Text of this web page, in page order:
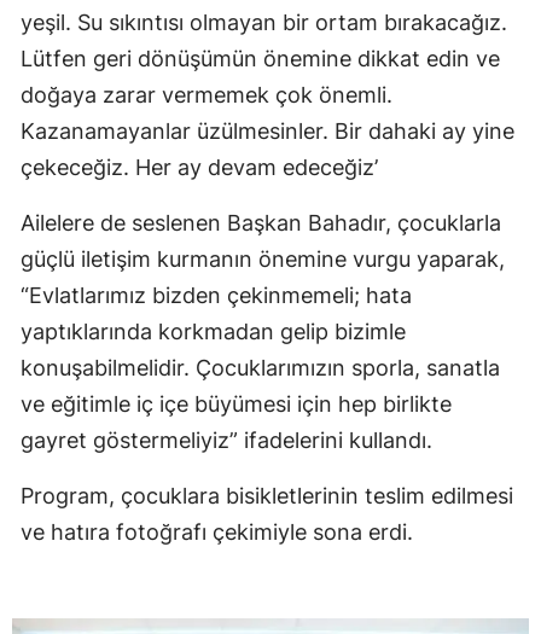
yeşil. Su sıkıntısı olmayan bir ortam bırakacağız.
Lütfen geri dönüşümün önemine dikkat edin ve
doğaya zarar vermemek çok önemli.
Kazanamayanlar üzülmesinler. Bir dahaki ay yine
çekeceğiz. Her ay devam edeceğiz’
Ailelere de seslenen Başkan Bahadır, çocuklarla
güçlü iletişim kurmanın önemine vurgu yaparak,
“Evlatlarımız bizden çekinmemeli; hata
yaptıklarında korkmadan gelip bizimle
konuşabilmelidir. Çocuklarımızın sporla, sanatla
ve eğitimle iç içe büyümesi için hep birlikte
gayret göstermeliyiz” ifadelerini kullandı.
Program, çocuklara bisikletlerinin teslim edilmesi
ve hatıra fotoğrafı çekimiyle sona erdi.